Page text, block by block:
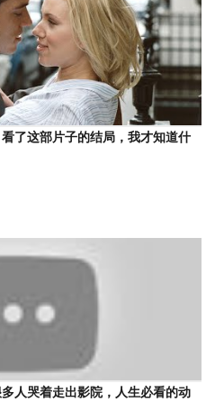
了这部片子的结局，我才知道什
人哭着走出影院，人生必看的动